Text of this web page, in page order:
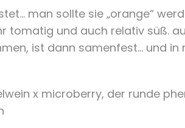
man sollte sie „orange“
tomatig und auch relativ süß.
ist dann samenfest… und in
x microberry, der runde